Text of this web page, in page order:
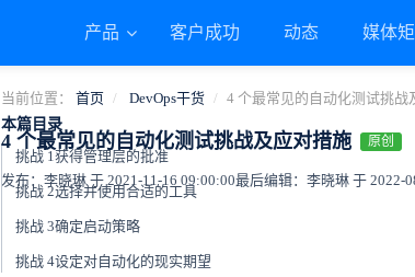
产品 客户成功 动态 媒体
当前位置： 首页 DevOps干货 4 个最常见的自动化测试挑战
4 个最常见的自动化测试挑战及应对措施 原创
发布：李晓琳 于 2021-11-16 09:00:00最后编辑：李晓琳 于 2022-
本篇目录
挑战 1获得管理层的批准
挑战 2选择并使用合适的工具
挑战 3确定启动策略
挑战 4设定对自动化的现实期望